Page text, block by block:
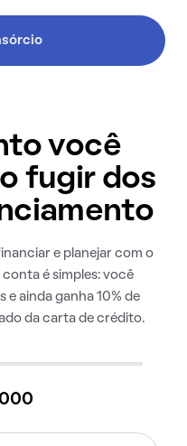
você
fugir dos
e planejar com o
é simples: você
e ainda ganha 10% de
da carta de crédito.